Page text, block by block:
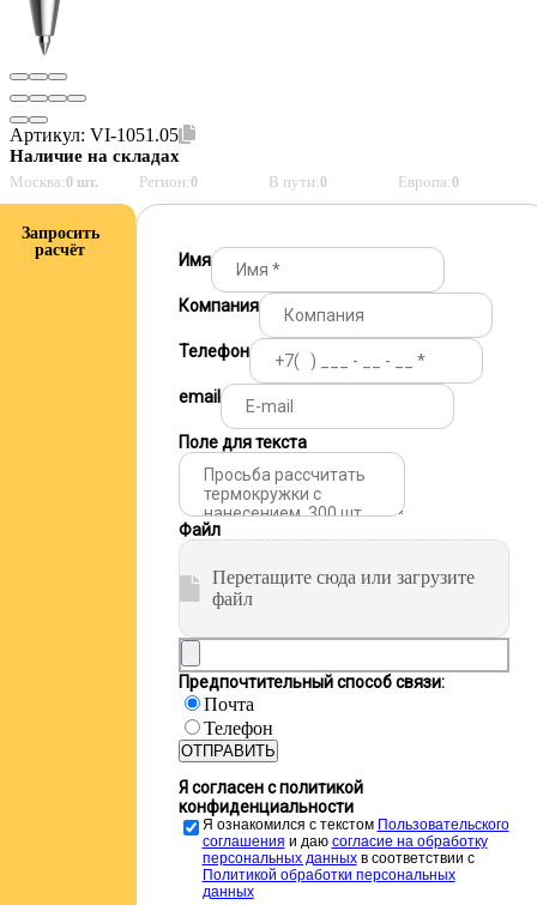
Артикул: VI-1051.05
Наличие на складах
Москва:0 шт. Регион:0 В пути:0 Европа:0
Запросить
расчёт
Имя
Компания
Телефон
email
Поле для текста
Файл
Перетащите сюда или загрузите
файл
Предпочтительный способ связи:
Почта
Телефон
ОТПРАВИТЬ
Я согласен с политикой
конфиденциальности
Я ознакомился с текстом Пользовательского
соглашения и даю cогласие на обработку
персональных данныхв соответствии с
Политикой обработки персональных
данных